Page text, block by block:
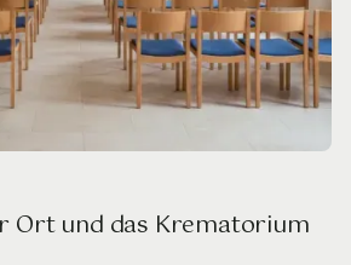
Ort und das Krematorium